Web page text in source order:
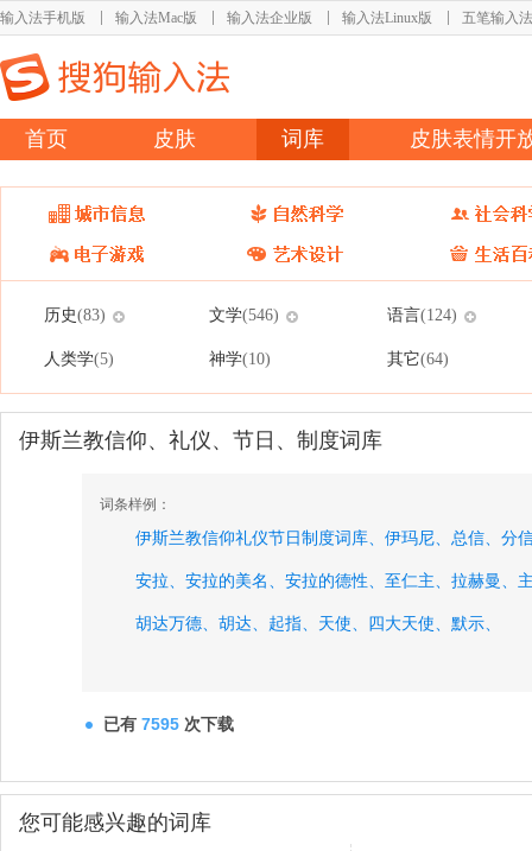
输入法手机版 输入法Mac版 输入法企业版 输入法Linux版 五笔输入法
首页 皮肤 词库 皮肤表情开
历史(83) 文学(546) 语言(124)
人类学(5) 神学(10) 其它(64)
伊斯兰教信仰、礼仪、节日、制度词库
词条样例：
伊斯兰教信仰礼仪节日制度词库、 伊玛尼、 总信、 分
安拉、 安拉的美名、 安拉的德性、 至仁主、 拉赫曼、
胡达万德、 胡达、 起指、 天使、 四大天使、 默示、
已有 7595 次下载
您可能感兴趣的词库